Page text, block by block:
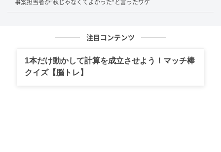
でもJAFのテストでは、車内の空気はかなり悪
化していた
その落とし穴の正体は、「車内の換気不足」です。内
気循環のまま走り続けると、車内は密閉に近い状態と
なり、空気が淀んでしまう可能性があります。この点
事案担当者が“秋じゃなくてよかった”と言ったワケ
注目コンテンツ
1本だけ動かして計算を成立させよう！マッチ棒
クイズ【脳トレ】